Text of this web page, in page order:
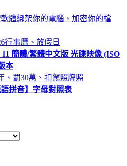
體綁架你的電腦、加密你的檔
行事曆、放假日
簡體/繁體中文版 光碟映像 (ISO
本
、罰30萬、扣駕照牌照
語拼音】字母對照表